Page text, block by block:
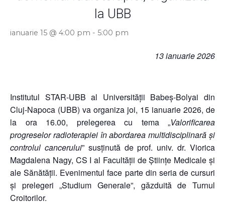
la UBB
ianuarie 15 @ 4:00 pm - 5:00 pm
13 ianuarie 2026
Institutul STAR-UBB al Universității Babeș-Bolyai din
Cluj-Napoca (UBB) va organiza joi, 15 ianuarie 2026, de
la ora 16.00, prelegerea cu tema „Valorificarea
progreselor radioterapiei în abordarea multidisciplinară și
controlul cancerului” susținută de prof. univ. dr. Viorica
Magdalena Nagy, CS I al Facultății de Științe Medicale și
ale Sănătății. Evenimentul face parte din seria de cursuri
și prelegeri „Studium Generale”, găzduită de Turnul
Croitorilor.